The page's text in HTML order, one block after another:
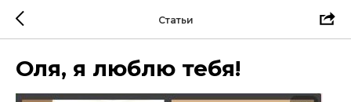
Статьи
Оля, я люблю тебя!